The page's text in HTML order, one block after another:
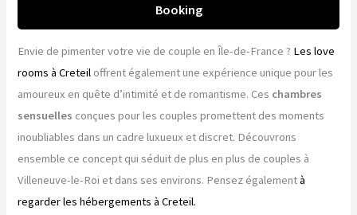
Booking
Envie de pimenter votre vie de couple en Île-de-France ? Les love
rooms à Creteil offrent également une expérience unique pour les
amoureux en quête d’intimité et de romantisme. Ces chambres
sensuelles conçues pour les couples promettent des moments
inoubliables dans un cadre luxueux et discret. Découvrons
ensemble ce concept qui séduit de plus en plus de couples à
Villeneuve-le-Roi et dans ses environs. Pensez égalementà
regarder les hébergements à Creteil.